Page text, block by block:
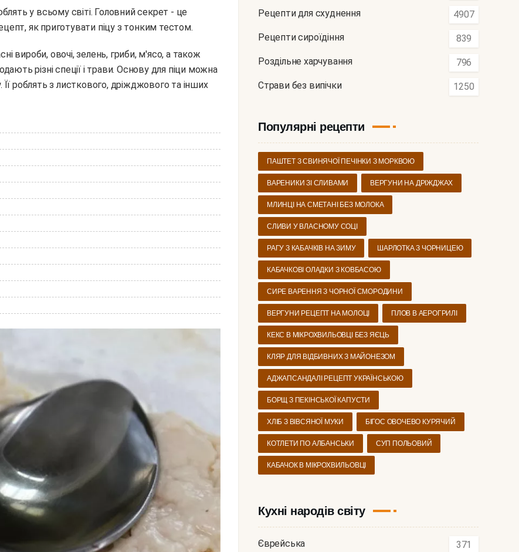
у всьому світі. Головний секрет - це
як приготувати піцу з тонким тестом.
різні спеції і трави. Основу для піци можна
роблять з листкового, дріжджового та інших
Рецепти для схуднення 4907
Рецепти сироїдіння 839
Роздільне харчування 796
Страви без випічки 1250
Популярні рецепти
ПАШТЕТ З СВИНЯЧОЇ ПЕЧІНКИ З МОРКВОЮ
ВАРЕНИКИ ЗІ СЛИВАМИ ВЕРГУНИ НА ДРІЖДЖАХ
МЛИНЦІ НА СМЕТАНІ БЕЗ МОЛОКА
СЛИВИ У ВЛАСНОМУ СОЦІ
РАГУ З КАБАЧКІВ НА ЗИМУ ШАРЛОТКА З ЧОРНИЦЕЮ
КАБАЧКОВІ ОЛАДКИ З КОВБАСОЮ
СИРЕ ВАРЕННЯ З ЧОРНОЇ СМОРОДИНИ
ВЕРГУНИ РЕЦЕПТ НА МОЛОЦІ ПЛОВ В АЕРОГРИЛІ
КЕКС В МІКРОХВИЛЬОВЦІ БЕЗ ЯЄЦЬ
КЛЯР ДЛЯ ВІДБИВНИХ З МАЙОНЕЗОМ
АДЖАПСАНДАЛІ РЕЦЕПТ УКРАЇНСЬКОЮ
БОРЩ З ПЕКІНСЬКОЇ КАПУСТИ
ХЛІБ З ВІВСЯНОЇ МУКИ БІГОС ОВОЧЕВО КУРЯЧИЙ
КОТЛЕТИ ПО АЛБАНСЬКИ СУП ПОЛЬОВИЙ
КАБАЧОК В МІКРОХВИЛЬОВЦІ
Кухні народів світу
Єврейська 371